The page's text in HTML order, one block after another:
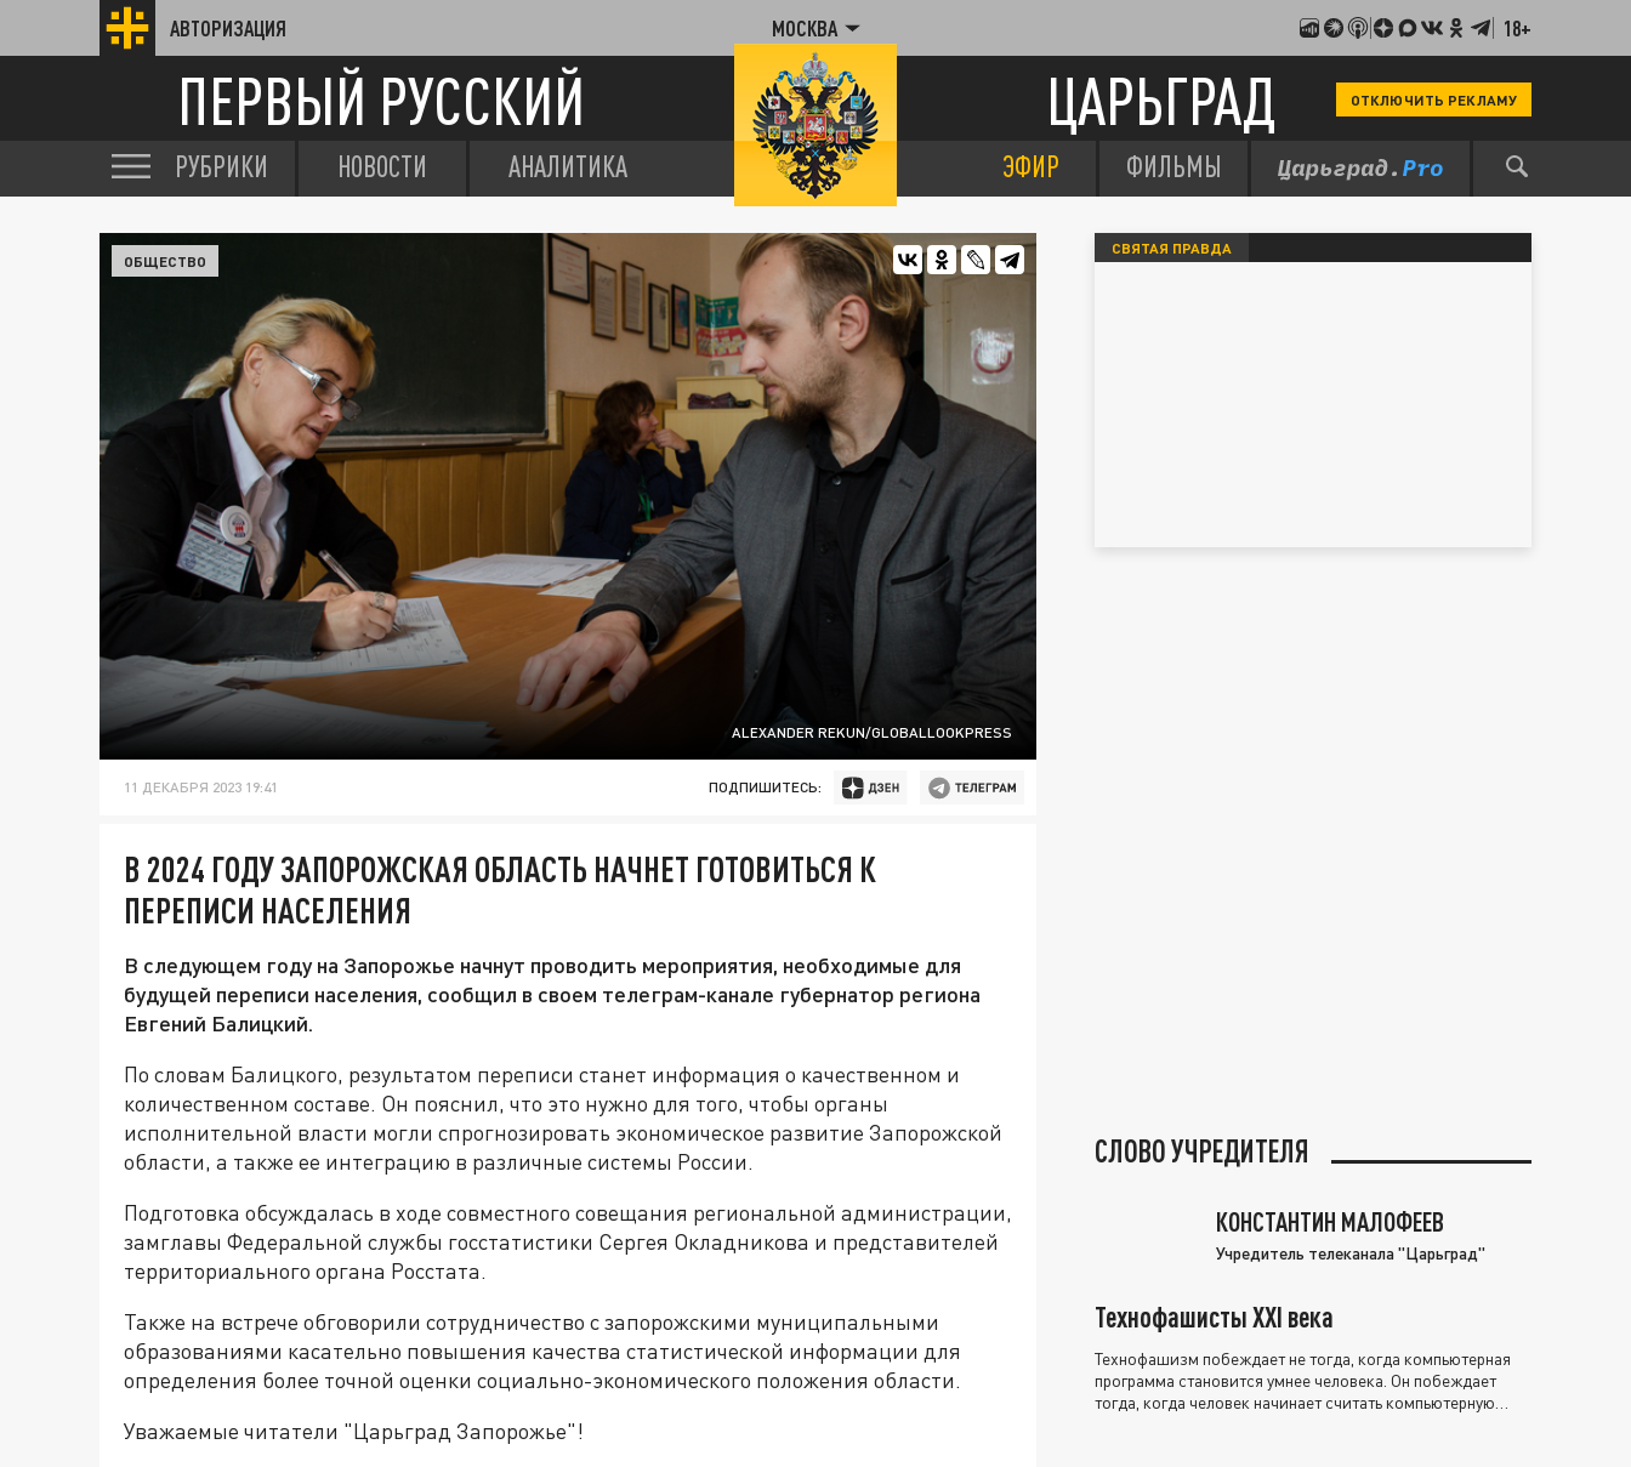
АВТОРИЗАЦИЯ МОСКВА 18+
ПЕРВЫЙ РУССКИЙ ЦАРЬГРАД ОТКЛЮЧИТЬ РЕКЛАМУ
РУБРИКИ НОВОСТИ АНАЛИТИКА ЭФИР ФИЛЬМЫ
ALEXANDER REKUN/GLOBALLOOKPRESS
ОБЩЕСТВО
11 ДЕКАБРЯ 2023 19:41 ПОДПИШИТЕСЬ:
В 2024 ГОДУ ЗАПОРОЖСКАЯ ОБЛАСТЬ НАЧНЕТ ГОТОВИТЬСЯ К
ПЕРЕПИСИ НАСЕЛЕНИЯ
В следующем году на Запорожье начнут проводить мероприятия, необходимые для
будущей переписи населения, сообщил в своем телеграм-канале губернатор региона
Евгений Балицкий.
По словам Балицкого, результатом переписи станет информация о качественном и
количественном составе. Он пояснил, что это нужно для того, чтобы органы
исполнительной власти могли спрогнозировать экономическое развитие Запорожской
области, а также ее интеграцию в различные системы России.
Подготовка обсуждалась в ходе совместного совещания региональной администрации,
замглавы Федеральной службы госстатистики Сергея Окладникова и представителей
территориального органа Росстата.
Также на встрече обговорили сотрудничество с запорожскими муниципальными
образованиями касательно повышения качества статистической информации для
определения более точной оценки социально-экономического положения области.
Уважаемые читатели "Царьград Запорожье"!
СВЯТАЯ ПРАВДА
СЛОВО УЧРЕДИТЕЛЯ
КОНСТАНТИН МАЛОФЕЕВ
Учредитель телеканала "Царьград"
Технофашисты XXI века
Технофашизм побеждает не тогда, когда компьютерная
программа становится умнее человека. Он побеждает
тогда, когда человек начинает считать компьютерную